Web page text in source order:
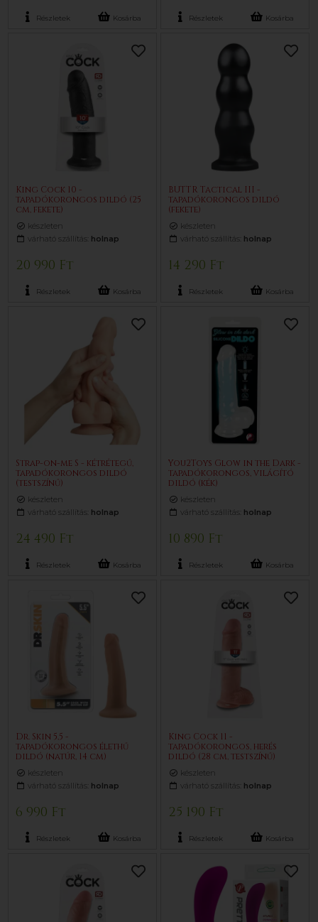
Részletek Kosárba Részletek Kosárba
King Cock 10 -
tapadókorongos dildó (25
cm, fekete)
készleten
várható szállítás: holnap
20 990 Ft
Részletek Kosárba
BUTTR Tactical III -
tapadókorongos dildó
(fekete)
készleten
várható szállítás: holnap
14 290 Ft
Részletek Kosárba
Strap-on-me S - kétrétegű,
tapadókorongos dildó
(testszínű)
készleten
várható szállítás: holnap
24 490 Ft
Részletek Kosárba
You2Toys Glow in the Dark -
tapadókorongos, világító
dildó (kék)
készleten
várható szállítás: holnap
10 890 Ft
Részletek Kosárba
Dr. Skin 5,5 -
tapadókorongos élethű
dildó (natúr, 14 cm)
készleten
várható szállítás: holnap
6 990 Ft
Részletek Kosárba
King Cock 11 -
tapadókorongos, herés
dildó (28 cm, testszínű)
készleten
várható szállítás: holnap
25 190 Ft
Részletek Kosárba